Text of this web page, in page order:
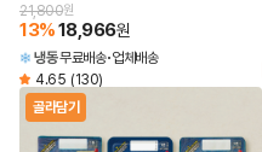
21,800원
13%18,966원
냉동무료배송 업체배송
4.65 (130)
골라담기